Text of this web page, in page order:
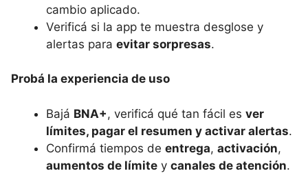
cambio aplicado.
Verificá si la app te muestra desglose y
alertas para evitar sorpresas.
Probá la experiencia de uso
Bajá BNA+, verificá qué tan fácil es ver
límites, pagar el resumen y activar alertas.
Confirmá tiempos de entrega, activación,
aumentos de límite y canales de atención.